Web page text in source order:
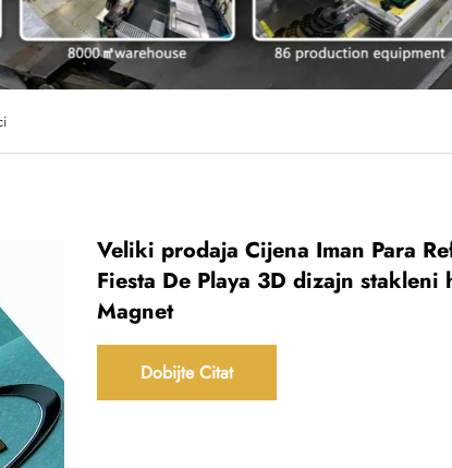
Veliki prodaja Cijena Iman Para
Fiesta De Playa 3D dizajn stakleni
Magnet
Dobijte Citat